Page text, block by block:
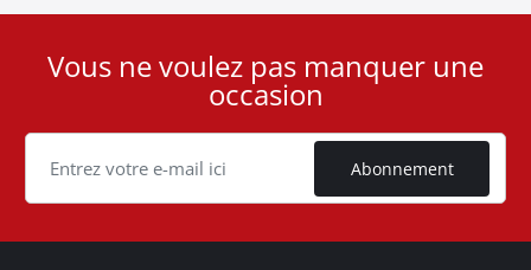
User
Cookie
Vous ne voulez pas manquer une
occasion
Abonnement